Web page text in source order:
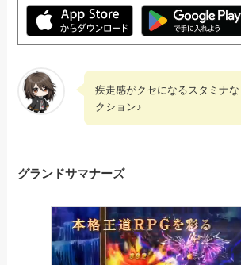
疾走感がクセになるスタミナ
クション♪
グランドサマナーズ